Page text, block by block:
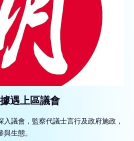
遇上區議會
議會，監察代議士言行及政府施政，
生態。